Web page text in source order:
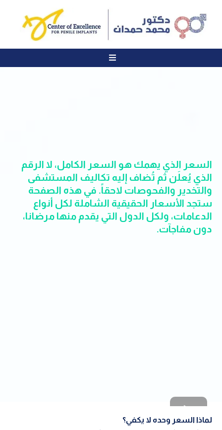
السعر الذي يهمك هو السعر الكامل، لا الرقم
الذي يُعلَن ثم تُضاف إليه تكاليف المستشفى
والتخدير والفحوصات لاحقاً. في هذه الصفحة
ستجد الأسعار الحقيقية الشاملة لكل أنواع
الدعامات، ولكل الدول التي يقدم منها مرضانا،
دون مفاجآت.
لماذا السعر وحده لا يكفي؟